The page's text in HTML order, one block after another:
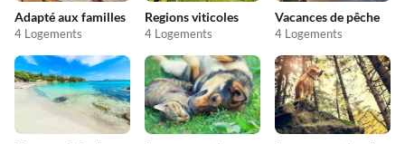
Adapté aux familles
4 Logements
Regions viticoles
4 Logements
Vacances de pêche
4 Logements